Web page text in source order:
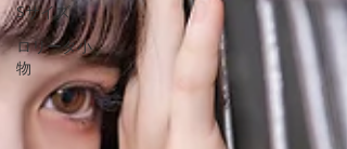
Sサイズ
ロリータ小
物